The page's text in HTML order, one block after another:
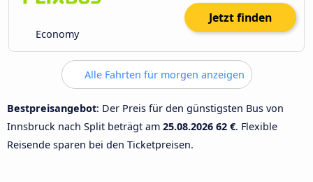
Economy
Jetzt finden
Alle Fahrten für morgen anzeigen
Bestpreisangebot: Der Preis für den günstigsten Bus von
Innsbruck nach Split beträgt am 25.08.2026 62 €. Flexible
Reisende sparen bei den Ticketpreisen.